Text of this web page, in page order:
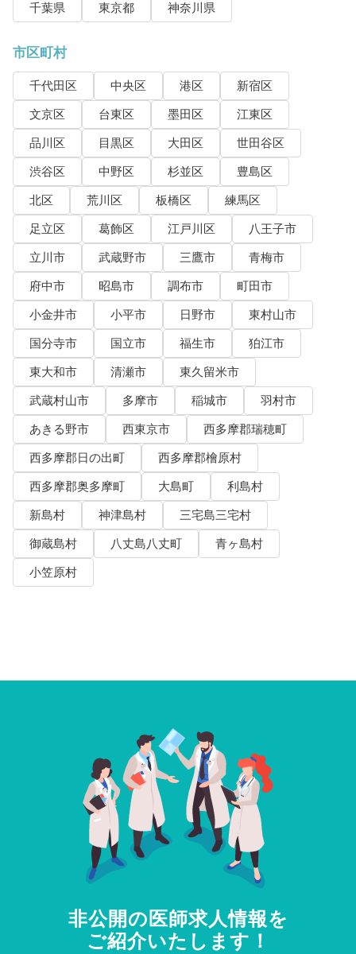
千葉県
東京都 神奈川県
市区町村
千代田区 中央区 港区
新宿区
文京区
台東区 墨田区
江東区
品川区
目黒区 大田区
世田谷区
渋谷区
中野区 杉並区
豊島区
北区
荒川区 板橋区
練馬区
足立区
葛飾区 江戸川区
八王子市
立川市
武蔵野市 三鷹市
青梅市
府中市
昭島市 調布市
町田市
小金井市
小平市 日野市
東村山市
国分寺市
国立市 福生市
狛江市
東大和市
清瀬市
東久留米市
武蔵村山市
多摩市 稲城市
羽村市
あきる野市
西東京市
西多摩郡瑞穂町
西多摩郡日の出町
西多摩郡檜原村
西多摩郡奥多摩町
大島町
利島村
新島村
神津島村
三宅島三宅村
御蔵島村
八丈島八丈町
青ヶ島村
小笠原村
非公開の医師求人情報を
ご紹介いたします！